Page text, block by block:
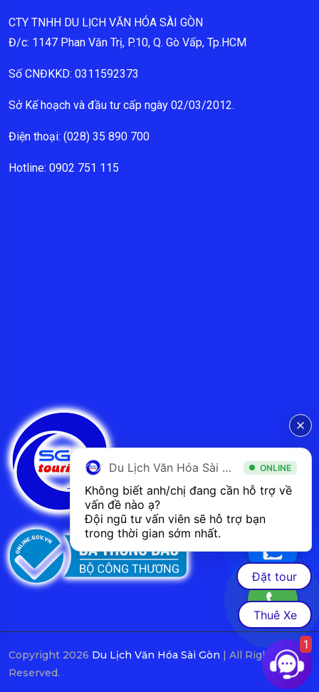
CTY TNHH DU LỊCH VĂN HÓA SÀI GÒN
Đ/c: 1147 Phan Văn Trị, P.10, Q. Gò Vấp, Tp.HCM
Số CNĐKKD: 0311592373
Sở Kế hoạch và đầu tư cấp ngày 02/03/2012.
Điện thoại: (028) 35 890 700
Hotline: 0902 751 115
Copyright 2026 Du Lịch Văn Hóa Sài Gòn | All Rights
Reserved.
Du Lịch Văn Hóa Sài Gòn ONLINE
Không biết anh/chị đang cần hỗ trợ về
vấn đề nào ạ?
Đội ngũ tư vấn viên sẽ hỗ trợ bạn
trong thời gian sớm nhất.
Đặt tour
Thuê Xe
1